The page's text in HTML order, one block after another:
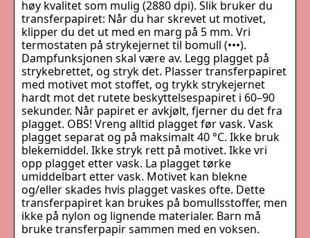
høy kvalitet som mulig (2880 dpi). Slik bruker du
transferpapiret: Når du har skrevet ut motivet,
klipper du det ut med en marg på 5 mm. Vri
termostaten på strykejernet til bomull (•••).
Dampfunksjonen skal være av. Legg plagget på
strykebrettet, og stryk det. Plasser transferpapiret
med motivet mot stoffet, og trykk strykejernet
hardt mot det rutete beskyttelsespapiret i 60–90
sekunder. Når papiret er avkjølt, fjerner du det fra
plagget. OBS! Vreng alltid plagget før vask. Vask
plagget separat og på maksimalt 40 °C. Ikke bruk
blekemiddel. Ikke stryk rett på motivet. Ikke vri
opp plagget etter vask. La plagget tørke
umiddelbart etter vask. Motivet kan blekne
og/eller skades hvis plagget vaskes ofte. Dette
transferpapiret kan brukes på bomullsstoffer, men
ikke på nylon og lignende materialer. Barn må
bruke transferpapir sammen med en voksen.